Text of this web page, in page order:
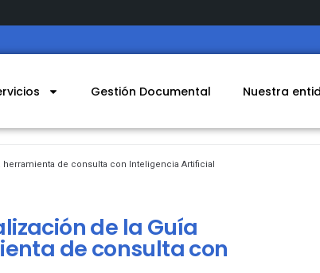
Gestión Documental Nuestra
de consulta con Inteligencia Artificial
de la Guía
de consulta con